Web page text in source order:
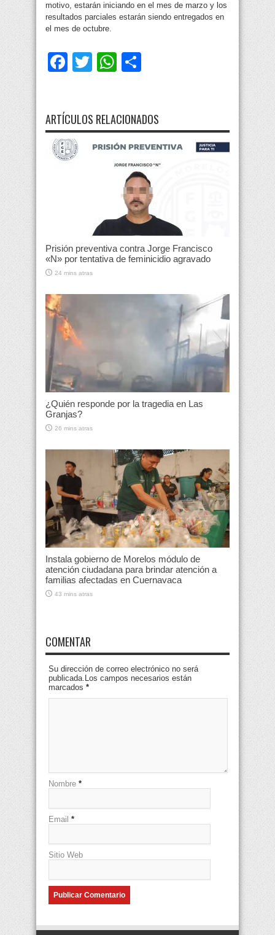
motivo, estarán iniciando en el mes de marzo y los
resultados parciales estarán siendo entregados en
el mes de octubre.
Facebook
TwitterWhatsApp
ARTÍCULOS RELACIONADOS
Prisión preventiva contra Jorge Francisco
«N» por tentativa de feminicidio agravado
24 mins atras
¿Quién responde por la tragedia en Las
Granjas?
26 mins atras
Instala gobierno de Morelos módulo de
atención ciudadana para brindar atención a
familias afectadas en Cuernavaca
43 mins atras
COMENTAR
Su dirección de correo electrónico no será
publicada.Los campos necesarios están
marcados *
Nombre *
Email *
Sitio Web